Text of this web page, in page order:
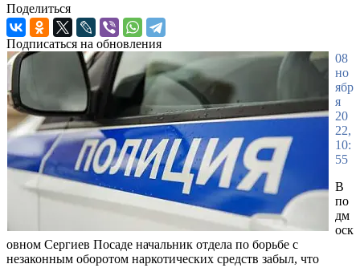
Поделиться
Подписаться на обновления
08
но
ябр
я
20
22,
10:
55
В
по
дм
оск
овном Сергиев Посаде начальник отдела по борьбе с
незаконным оборотом наркотических средств забыл, что